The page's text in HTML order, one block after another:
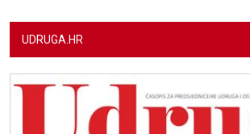
UDRUGA.HR